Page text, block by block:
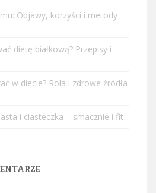
Objawy, korzyści i metody
dietę białkową? Przepisy i
w diecie? Rola i zdrowe źródła
i ciasteczka – smacznie i fit